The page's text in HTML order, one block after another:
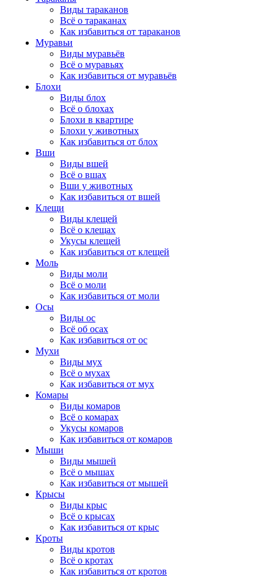
Виды тараканов
Всё о тараканах
Как избавиться от тараканов
Муравьи
Виды муравьёв
Всё о муравьях
Как избавиться от муравьёв
Блохи
Виды блох
Всё о блохах
Блохи в квартире
Блохи у животных
Как избавиться от блох
Вши
Виды вшей
Всё о вшах
Вши у животных
Как избавиться от вшей
Клещи
Виды клещей
Всё о клещах
Укусы клещей
Как избавиться от клещей
Моль
Виды моли
Всё о моли
Как избавиться от моли
Осы
Виды ос
Всё об осах
Как избавиться от ос
Мухи
Виды мух
Всё о мухах
Как избавиться от мух
Комары
Виды комаров
Всё о комарах
Укусы комаров
Как избавиться от комаров
Мыши
Виды мышей
Всё о мышах
Как избавиться от мышей
Крысы
Виды крыс
Всё о крысах
Как избавиться от крыс
Кроты
Виды кротов
Всё о кротах
Как избавиться от кротов